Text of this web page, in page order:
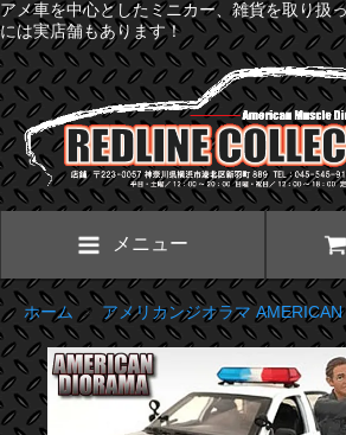
アメ車を中心としたミニカー、雑貨を取り扱
には実店舗もあります！
メニュー
ホーム>アメリカンジオラマ